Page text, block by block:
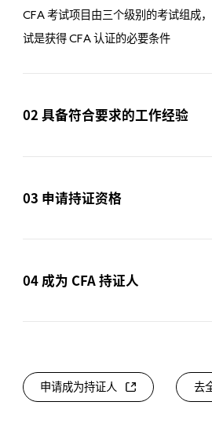
CFA 考试项目由三个级别的考试组成
试是获得 CFA 认证的必要条件
02 具备符合要求的工作经验
少 4,000 小时的相关工作经验，所做工
直接相关，或是用来产出对投资决策
03 申请持证资格
号，作为申请的一部分，你需要提交 2-
04 成为 CFA 持证人
申请成为持证人 去